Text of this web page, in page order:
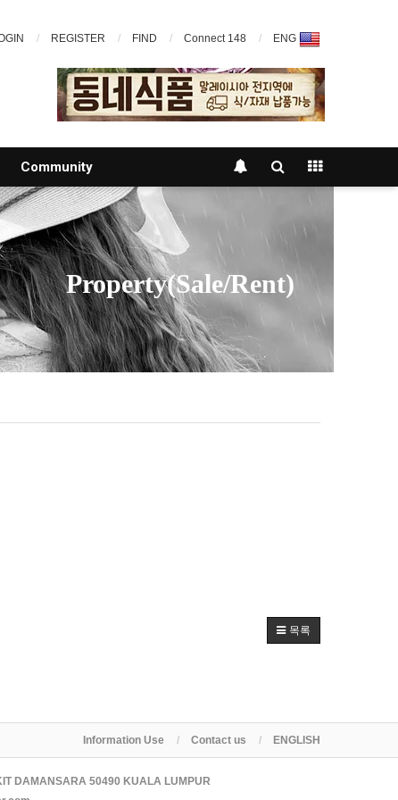
REGISTER FIND Connect 148 ENG
Community
Property(Sale/Rent)
목록
Information Use Contact us ENGLISH
DAMANSARA 50490 KUALA LUMPUR